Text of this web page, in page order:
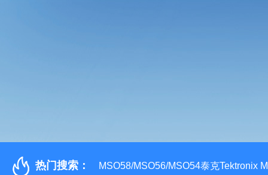
热门搜索： MSO58/MSO56/MSO54泰克Tektronix